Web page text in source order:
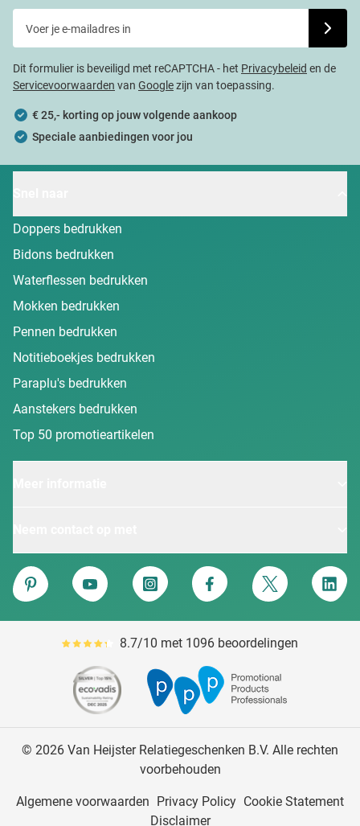
Dit formulier is beveiligd met reCAPTCHA - het Privacybeleid en de
Servicevoorwaarden van Googlezijn van toepassing.
€ 25,- korting op jouw volgende aankoop
Speciale aanbiedingen voor jou
Doppers bedrukken
Bidons bedrukken
Waterflessen bedrukken
Mokken bedrukken
Pennen bedrukken
Notitieboekjes bedrukken
Paraplu's bedrukken
Aanstekers bedrukken
Top 50 promotieartikelen
Van Heijster
Pinterest
YouTube Instagram Facebook Twitter
Gemiddeld reviewpercentage is 87
8.7/10 met 1096 beoordelingen
© 2026 Van Heijster Relatiegeschenken B.V. Alle rechten
voorbehouden
Algemene voorwaarden Privacy Policy Cookie Statement
Disclaimer